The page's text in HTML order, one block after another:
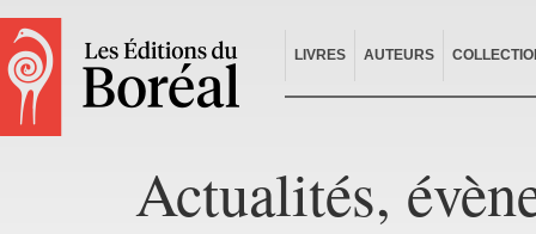
LIVRES AUTEURS
Actualités,